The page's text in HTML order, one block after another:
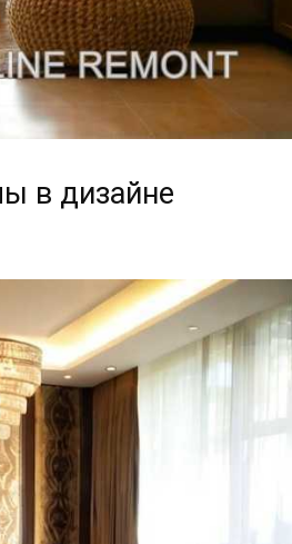
в дизайне